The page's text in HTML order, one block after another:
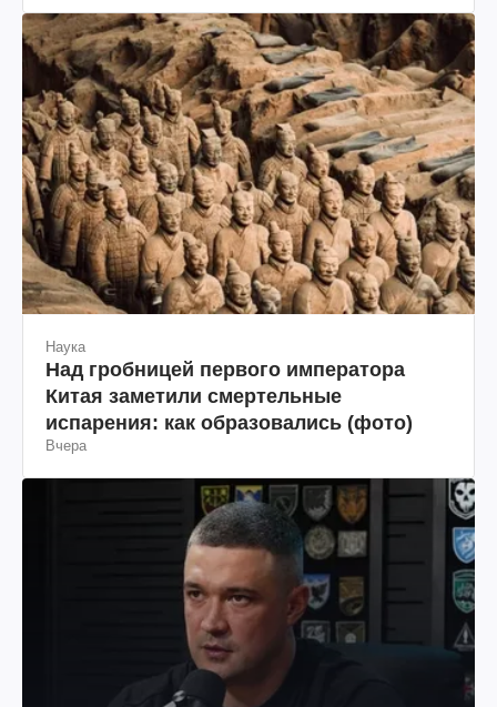
Наука
Над гробницей первого императора
Китая заметили смертельные
испарения: как образовались (фото)
Вчера